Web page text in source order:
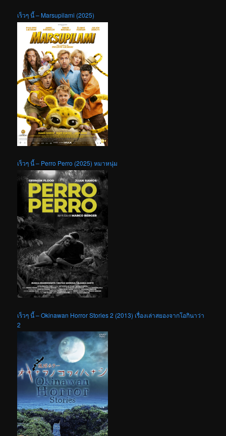
เร็วๆ นี้ – Marsupilami (2025)
เร็วๆ นี้ – Perro Perro (2025) หมาหนุ่ม
เร็วๆ นี้ – Okinawan Horror Stories 2 (2013) เรื่องเล่าสยองจากโอกินาว่า
2